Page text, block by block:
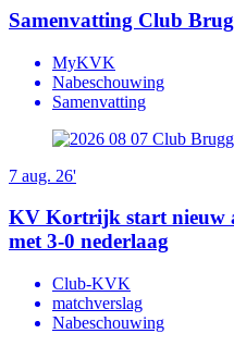
Samenvatting Club
MyKVK
Nabeschouwing
Samenvatting
7 aug. 26'
KV Kortrijk start nieuw
met 3-0 nederlaag
Club-KVK
matchverslag
Nabeschouwing